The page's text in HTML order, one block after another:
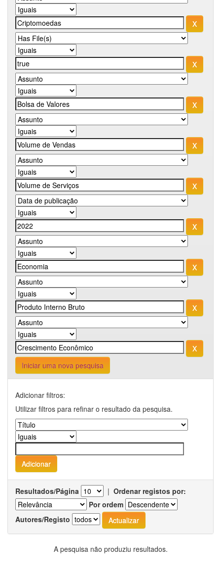
Iniciar uma nova pesquisa
Adicionar filtros:
Utilizar filtros para refinar o resultado da pesquisa.
Resultados/Página | Ordenar registos por:
Por ordem
Autores/Registo
A pesquisa não produziu resultados.